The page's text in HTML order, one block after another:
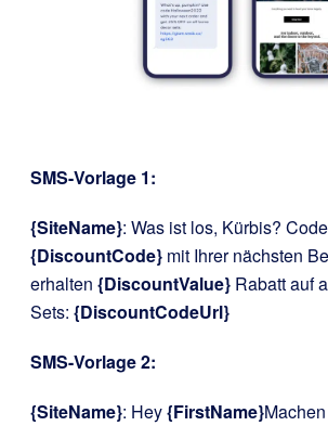
SMS-Vorlage 1:
{SiteName}: Was ist los, Kürbis?
{DiscountCode} mit Ihrer nächsten
erhalten {DiscountValue} Rabatt auf
Sets: {DiscountCodeUrl}
SMS-Vorlage 2:
{SiteName}: Hey{FirstName}